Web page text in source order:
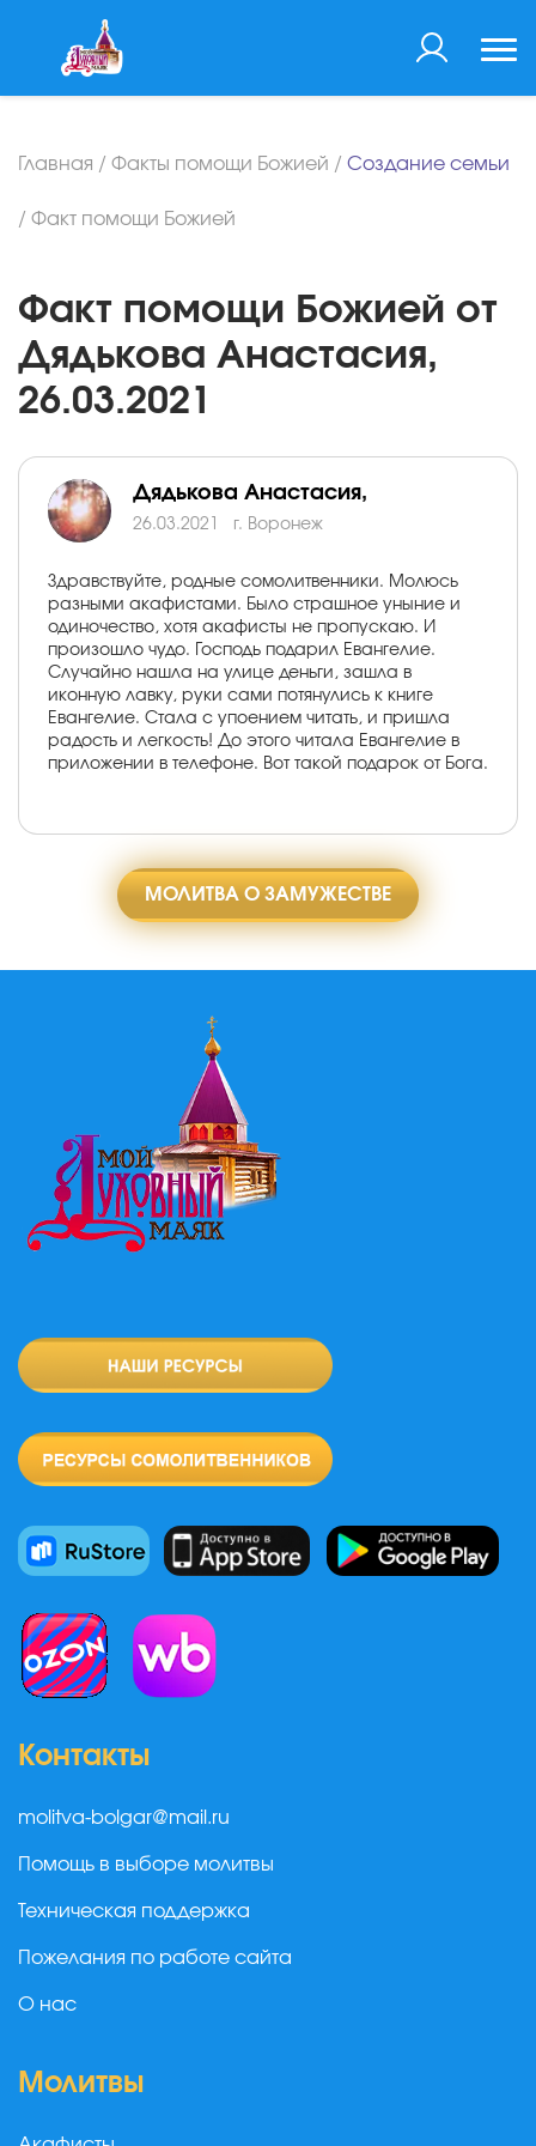
Главная / Факты помощи Божией / Создание семьи
/ Факт помощи Божией
Факт помощи Божией от
Дядькова Анастасия,
26.03.2021
Дядькова Анастасия,
26.03.2021 г. Воронеж
Здравствуйте, родные сомолитвенники. Молюсь
разными акафистами. Было страшное уныние и
одиночество, хотя акафисты не пропускаю. И
произошло чудо. Господь подарил Евангелие.
Случайно нашла на улице деньги, зашла в
иконную лавку, руки сами потянулись к книге
Евангелие. Стала с упоением читать, и пришла
радость и легкость! До этого читала Евангелие в
приложении в телефоне. Вот такой подарок от Бога.
МОЛИТВА О ЗАМУЖЕСТВЕ
Контакты
molitva-bolgar@mail.ru
Помощь в выборе молитвы
Техническая поддержка
Пожелания по работе сайта
О нас
Молитвы